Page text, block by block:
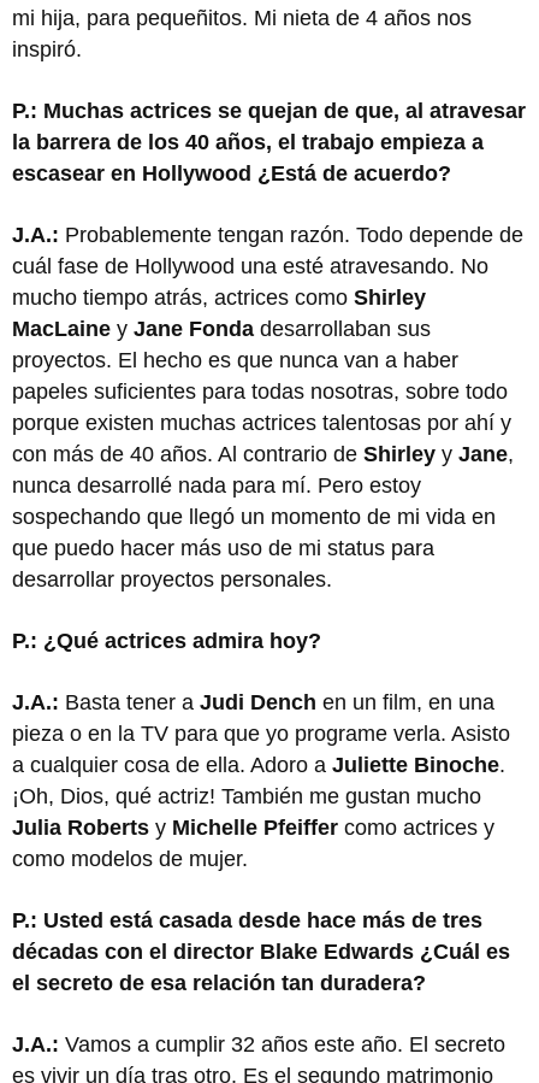
mi hija, para pequeñitos. Mi nieta de 4 años nos
inspiró.
P.: Muchas actrices se quejan de que, al atravesar
la barrera de los 40 años, el trabajo empieza a
escasear en Hollywood ¿Está de acuerdo?
J.A.: Probablemente tengan razón. Todo depende de
cuál fase de Hollywood una esté atravesando. No
mucho tiempo atrás, actrices como Shirley
MacLaine y Jane Fonda desarrollaban sus
proyectos. El hecho es que nunca van a haber
papeles suficientes para todas nosotras, sobre todo
porque existen muchas actrices talentosas por ahí y
con más de 40 años. Al contrario de Shirley y Jane,
nunca desarrollé nada para mí. Pero estoy
sospechando que llegó un momento de mi vida en
que puedo hacer más uso de mi status para
desarrollar proyectos personales.
P.: ¿Qué actrices admira hoy?
J.A.: Basta tener a Judi Dench en un film, en una
pieza o en la TV para que yo programe verla. Asisto
a cualquier cosa de ella. Adoro a Juliette Binoche.
¡Oh, Dios, qué actriz! También me gustan mucho
Julia Roberts y Michelle Pfeiffer como actrices y
como modelos de mujer.
P.: Usted está casada desde hace más de tres
décadas con el director Blake Edwards ¿Cuál es
el secreto de esa relación tan duradera?
J.A.: Vamos a cumplir 32 años este año. El secreto
es vivir un día tras otro. Es el segundo matrimonio